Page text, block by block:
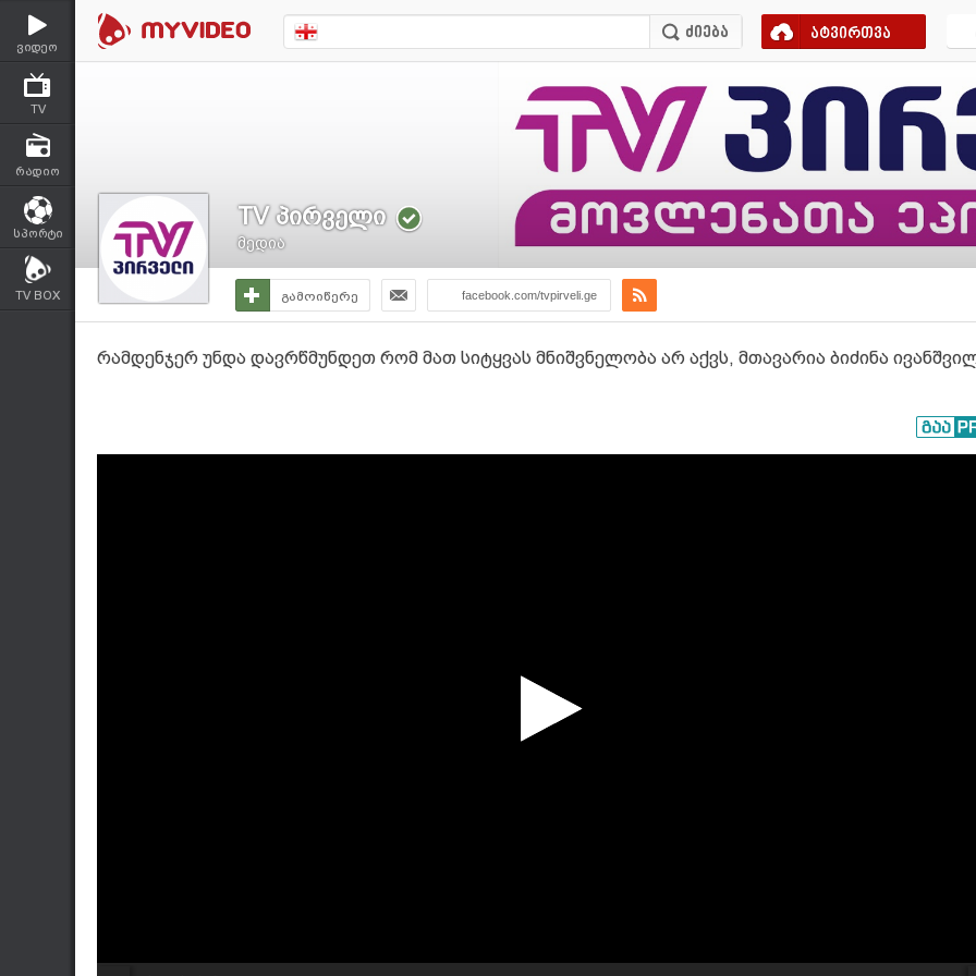
ვიდეო
TV
რადიო
სპორტი
TV BOX
ატვირთვა
TV პირველი
მედია
გამოიწერე facebook.com/tvpirveli.ge
რამდენჯერ უნდა დავრწმუნდეთ რომ მათ სიტყვას მნიშვნელობა არ აქვს, მთავარია ბიძინა